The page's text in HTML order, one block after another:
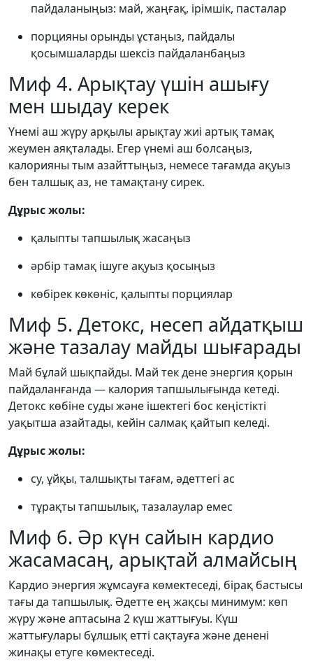
пайдаланыңыз: май, жаңғақ, ірімшік, пасталар
порцияны орынды ұстаңыз, пайдалы
қосымшаларды шексіз пайдаланбаңыз
Миф 4. Арықтау үшін ашығу
мен шыдау керек
Үнемі аш жүру арқылы арықтау жиі артық тамақ
жеумен аяқталады. Егер үнемі аш болсаңыз,
калорияны тым азайттыңыз, немесе тағамда ақуыз
бен талшық аз, не тамақтану сирек.
Дұрыс жолы:
қалыпты тапшылық жасаңыз
әрбір тамақ ішуге ақуыз қосыңыз
көбірек көкөніс, қалыпты порциялар
Миф 5. Детокс, несеп айдатқыш
және тазалау майды шығарады
Май бұлай шықпайды. Май тек дене энергия қорын
пайдаланғанда — калория тапшылығында кетеді.
Детокс көбіне суды және ішектегі бос кеңістікті
уақытша азайтады, кейін салмақ қайтып келеді.
Дұрыс жолы:
су, ұйқы, талшықты тағам, әдеттегі ас
тұрақты тапшылық, тазалаулар емес
Миф 6. Әр күн сайын кардио
жасамасаң, арықтай алмайсың
Кардио энергия жұмсауға көмектеседі, бірақ бастысы
тағы да тапшылық. Әдетте ең жақсы минимум: көп
жүру және аптасына 2 күш жаттығуы. Күш
жаттығулары бұлшық етті сақтауға және денені
жинақы етуге көмектеседі.